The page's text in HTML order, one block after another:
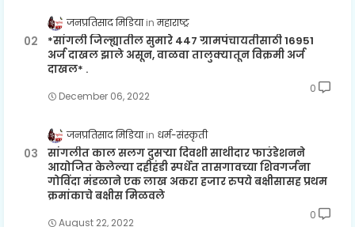
जनप्रतिसाद मिडिया महाराष्ट्र
*सांगली जिल्ह्यातील सुमारे 447 ग्रामपंचायतीसाठी 16951
अर्ज दाखल झाले असून, वाळवा तालुक्यातून विक्रमी अर्ज
दाखल* .
December 06, 2022
0
जनप्रतिसाद मिडिया धर्म-संस्कृती
सांगलीत काल सलग दुसऱ्या दिवशी साथीदार फाउंडेशनने
आयोजित केलेल्या दहीहंडी स्पर्धेत तासगावच्या शिवगर्जना
गोविंदा मंडळाने एक लाख अकरा हजार रुपये बक्षीसासह प्रथम
क्रमांकाचे बक्षीस मिळवले
August 22, 2022
0